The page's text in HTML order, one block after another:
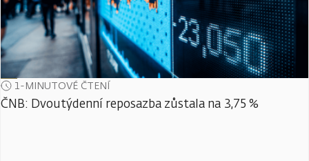
1-MINUTOVÉ ČTENÍ
ČNB: Dvoutýdenní reposazba zůstala na 3,75 %